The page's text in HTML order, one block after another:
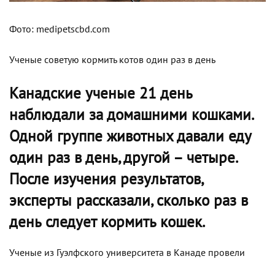
Фото: medipetscbd.com
Ученые советую кормить котов один раз в день
Канадские ученые 21 день
наблюдали за домашними кошками.
Одной группе животных давали еду
один раз в день, другой – четыре.
После изучения результатов,
эксперты рассказали, сколько раз в
день следует кормить кошек.
Ученые из Гуэлфского университета в Канаде провели